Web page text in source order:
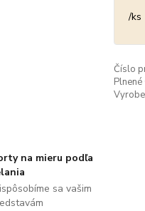
/ks
Číslo
na mieru podľa
sa vašim